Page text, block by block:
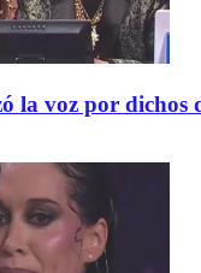
la voz por